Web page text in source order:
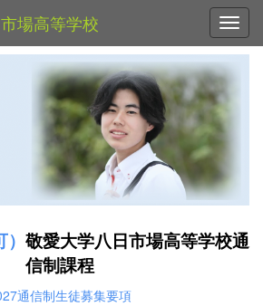
場高等学校
敬愛大学八日市場高等学校通
信制課程
通信制生徒募集要項